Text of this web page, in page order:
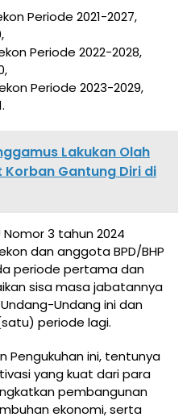
Periode 2021-2027,
Periode 2022-2028,
Periode 2023-2029,
Lakukan Olah
Korban Gantung Diri di
Nomor 3 tahun 2024
dan anggota BPD/BHP
periode pertama dan
sisa masa jabatannya
Undang ini dan
periode lagi.
Pengukuhan ini, tentunya
yang kuat dari para
pembangunan
ekonomi, serta